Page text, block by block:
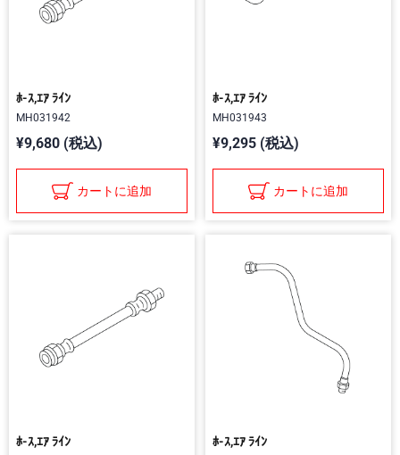
ﾎ-ｽ,ｴｱ ﾗｲﾝ
MH031942
¥9,680 (税込)
カートに追加
ﾎ-ｽ,ｴｱ ﾗｲﾝ
MH031943
¥9,295 (税込)
カートに追加
ﾎ-ｽ,ｴｱ ﾗｲﾝ ﾎ-ｽ,ｴｱ ﾗｲﾝ